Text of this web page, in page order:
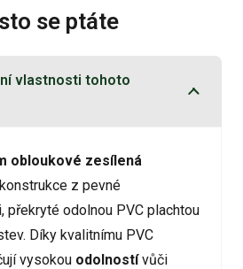
se ptáte
vlastnosti tohoto
obloukové zesílená
z pevné
překryté odolnou PVC plachtou
Díky kvalitnímu PVC
vysokou odolnostívůči